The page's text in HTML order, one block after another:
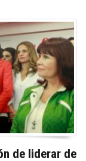
de liderar de